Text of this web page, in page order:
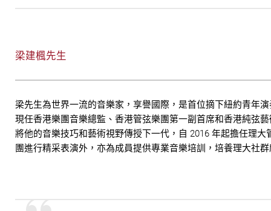
梁建楓先生
梁先生為世界一流的音樂家，享譽國際，是首位摘下紐約青年
現任香港樂團音樂總監、香港管弦樂團第一副首席和香港純弦
將他的音樂技巧和藝術視野傳授下一代，自 2016 年起擔任理
團進行精采表演外，亦為成員提供專業音樂培訓，培養理大社